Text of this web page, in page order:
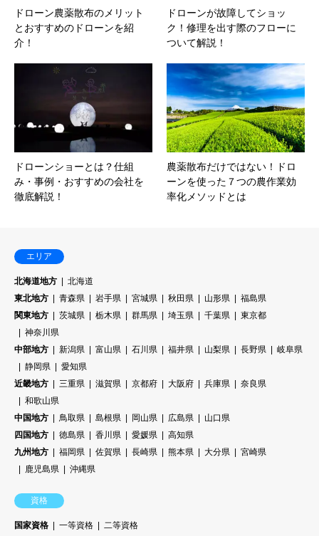
ドローン農薬散布のメリット
とおすすめのドローンを紹
介！
ドローンが故障してショッ
ク！修理を出す際のフローに
ついて解説！
ドローンショーとは？仕組
み・事例・おすすめの会社を
徹底解説！
農薬散布だけではない！ドロ
ーンを使った７つの農作業効
率化メソッドとは
エリア
北海道地方
北海道
東北地方
青森県 岩手県 宮城県 秋田県 山形県
福島県
関東地方
茨城県 栃木県 群馬県 埼玉県 千葉県
東京都
神奈川県
中部地方
新潟県 富山県 石川県 福井県 山梨県 長野県
岐阜県
静岡県
愛知県
近畿地方
三重県 滋賀県 京都府 大阪府 兵庫県
奈良県
和歌山県
中国地方
鳥取県 島根県 岡山県 広島県
山口県
四国地方
徳島県 香川県 愛媛県
高知県
九州地方
福岡県 佐賀県 長崎県 熊本県 大分県
宮崎県
鹿児島県
沖縄県
資格
国家資格 一等資格
二等資格